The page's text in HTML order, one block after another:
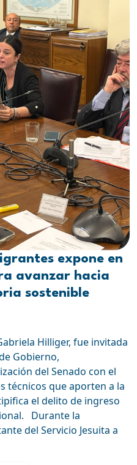
expone en
avanzar hacia
sostenible
Hilliger, fue invitada
Gobierno,
del Senado con el
técnicos que aporten a la
el delito de ingreso
Durante la
del Servicio Jesuita a